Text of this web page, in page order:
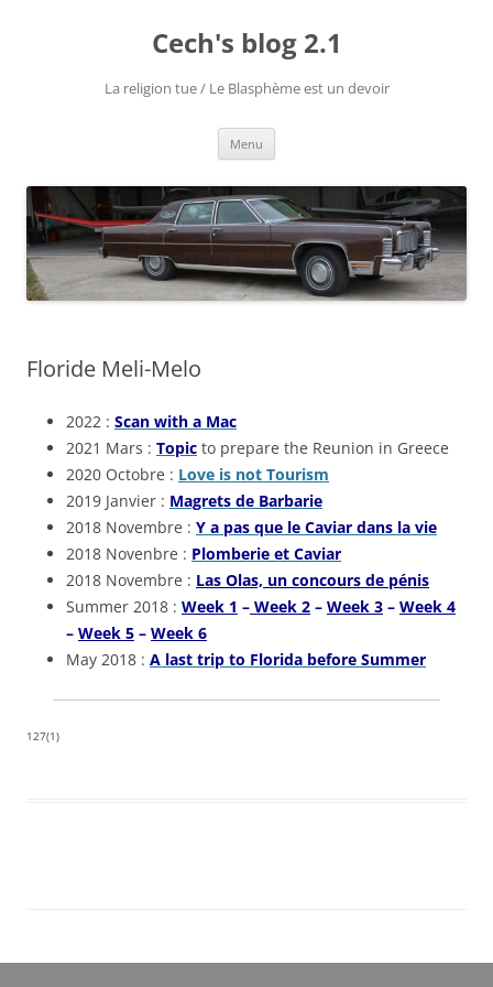
Cech's blog 2.1
La religion tue / Le Blasphème est un devoir
Menu
Floride Meli-Melo
2022 : Scan with a Mac
2021 Mars : Topic to prepare the Reunion in Greece
2020 Octobre : Love is not Tourism
2019 Janvier : Magrets de Barbarie
2018 Novembre : Y a pas que le Caviar dans la vie
2018 Novenbre : Plomberie et Caviar
2018 Novembre : Las Olas, un concours de pénis
Summer 2018 : Week 1 – Week 2 – Week 3 – Week 4
– Week 5 – Week 6
May 2018 : A last trip to Florida before Summer
127(1)